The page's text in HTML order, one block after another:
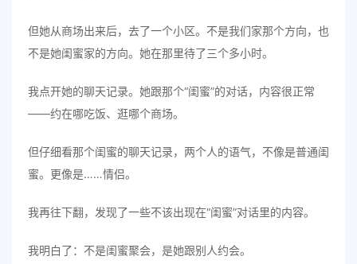
但她从商场出来后，去了一个小区。不是我们家那个方向，也
不是她闺蜜家的方向。她在那里待了三个多小时。
我点开她的聊天记录。她跟那个“闺蜜”的对话，内容很正常
——约在哪吃饭、逛哪个商场。
但仔细看那个闺蜜的聊天记录，两个人的语气，不像是普通闺
蜜。更像是……情侣。
我再往下翻，发现了一些不该出现在“闺蜜”对话里的内容。
我明白了：不是闺蜜聚会，是她跟别人约会。